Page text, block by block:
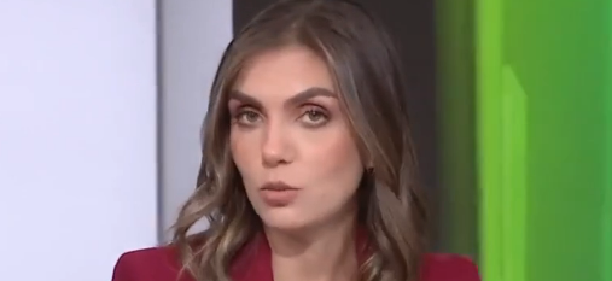
ألوان الشرق
يشكل الاتفاق الأميركي الإيراني نقطة تحول سياسية واقتصادية
انعكاسات مباشرة على أسواق الطاقة وحركة الملاحة الدولية
الانتقادات والاعتراضات السياسية على بنوده، بينما تستمر قضايا
حضورها على المشهد الدولي.
دينا فياض مضيق هرمز دونالد ترمب الولايات المتحدة حرب إيران وإسرائيل